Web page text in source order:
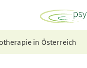
in Österreich